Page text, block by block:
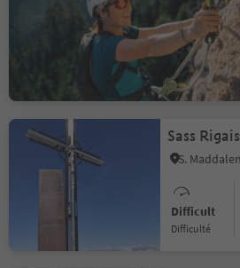
Difficult
Difficulté
Sass Rigais
Difficult
Difficulté